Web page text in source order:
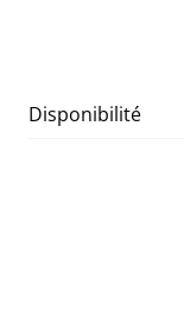
Disponibilité